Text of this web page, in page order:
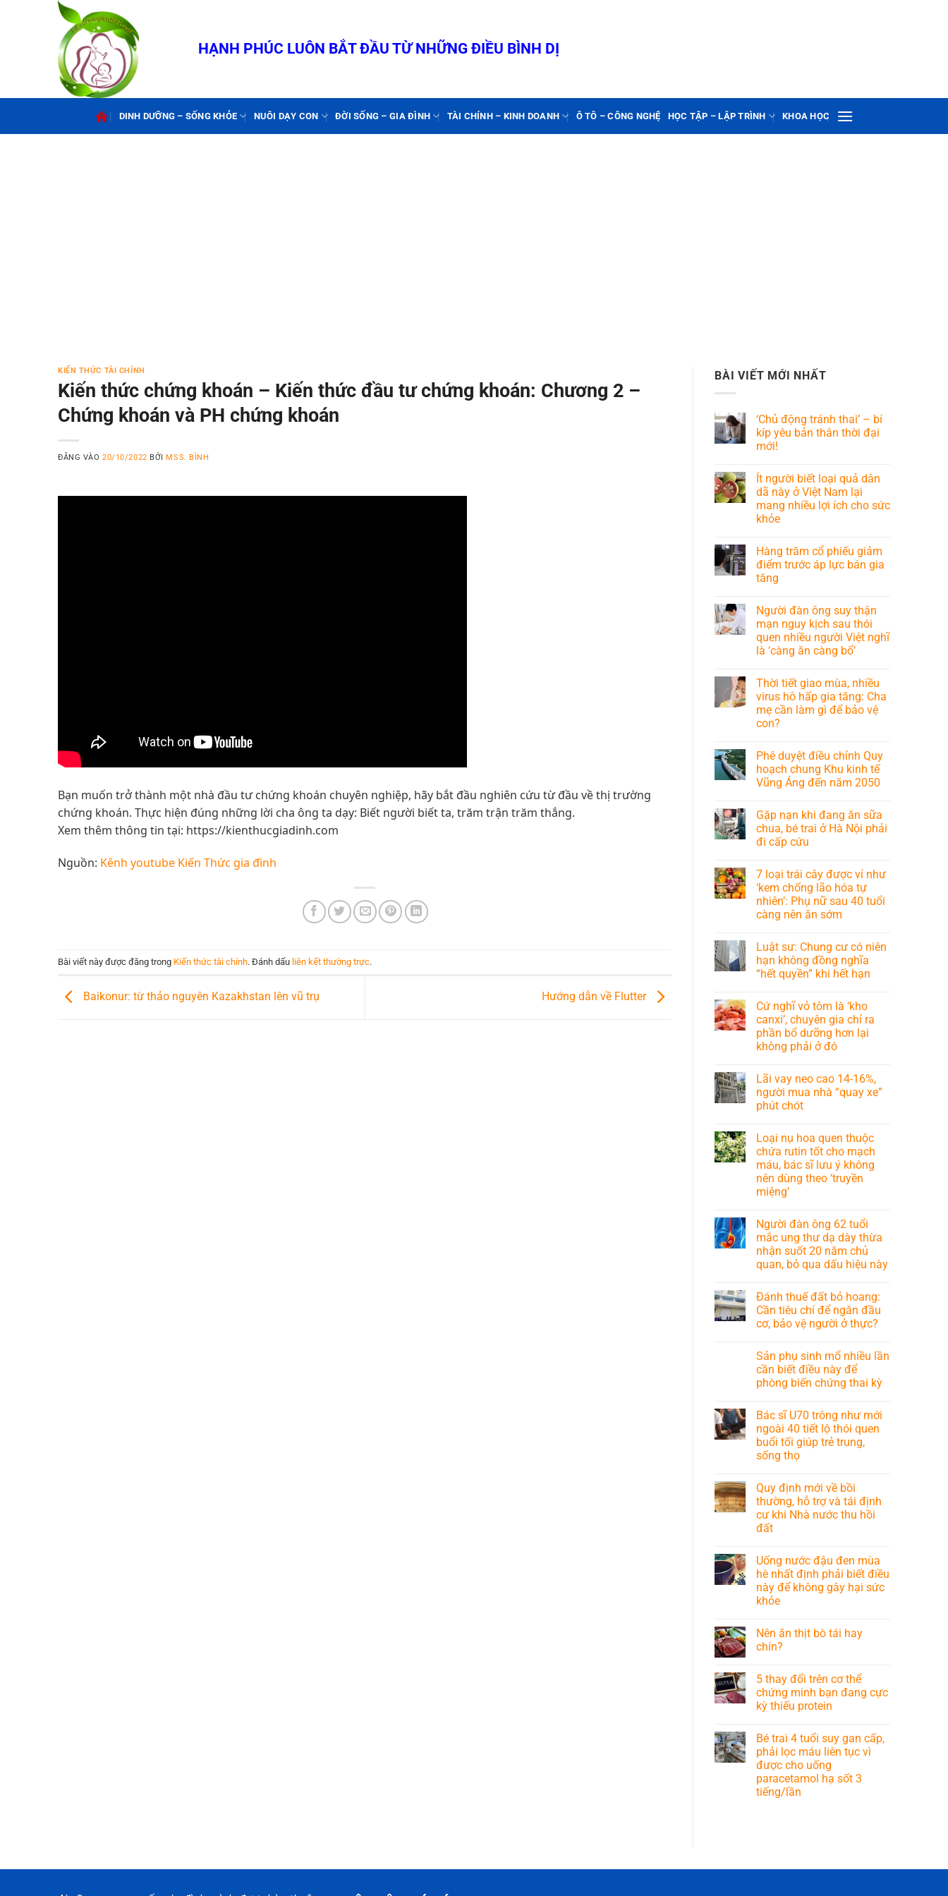
HẠNH PHÚC LUÔN BẮT ĐẦU TỪ NHỮNG ĐIỀU BÌNH DỊ
DINH DƯỠNG – SỐNG KHỎE NUÔI DẠY CON ĐỜI SỐNG – GIA ĐÌNH TÀI CHÍNH – KINH DOANH Ô TÔ – CÔNG NGHỆ HỌC TẬP – LẬP TRÌNH KHOA HỌC
KIẾN THỨC TÀI CHÍNH
Kiến thức chứng khoán – Kiến thức đầu tư chứng khoán: Chương 2 –
Chứng khoán và PH chứng khoán
ĐĂNG VÀO20/10/2022 BỞIMSS. BÌNH
Bạn muốn trở thành một nhà đầu tư chứng khoán chuyên nghiệp, hãy bắt đầu nghiên cứu từ đầu về thị trường
chứng khoán. Thực hiện đúng những lời cha ông ta dạy: Biết người biết ta, trăm trận trăm thắng.
Xem thêm thông tin tại: https://kienthucgiadinh.com
Nguồn: Kênh youtube Kiến Thức gia đình
Bài viết này được đăng trong Kiến thức tài chính. Đánh dấu liên kết thường trực.
Baikonur: từ thảo nguyên Kazakhstan lên vũ trụ Hướng dẫn về Flutter
BÀI VIẾT MỚI NHẤT
‘Chủ động tránh thai’ – bí
kíp yêu bản thân thời đại
mới!
Ít người biết loại quả dân
dã này ở Việt Nam lại
mang nhiều lợi ích cho sức
khỏe
Hàng trăm cổ phiếu giảm
điểm trước áp lực bán gia
tăng
Người đàn ông suy thận
mạn nguy kịch sau thói
quen nhiều người Việt nghĩ
là ‘càng ăn càng bổ’
Thời tiết giao mùa, nhiều
virus hô hấp gia tăng: Cha
mẹ cần làm gì để bảo vệ
con?
Phê duyệt điều chỉnh Quy
hoạch chung Khu kinh tế
Vũng Áng đến năm 2050
Gặp nạn khi đang ăn sữa
chua, bé trai ở Hà Nội phải
đi cấp cứu
7 loại trái cây được ví như
‘kem chống lão hóa tự
nhiên’: Phụ nữ sau 40 tuổi
càng nên ăn sớm
Luật sư: Chung cư có niên
hạn không đồng nghĩa
“hết quyền” khi hết hạn
Cứ nghĩ vỏ tôm là ‘kho
canxi’, chuyên gia chỉ ra
phần bổ dưỡng hơn lại
không phải ở đó
Lãi vay neo cao 14-16%,
người mua nhà “quay xe”
phút chót
Loại nụ hoa quen thuộc
chứa rutin tốt cho mạch
máu, bác sĩ lưu ý không
nên dùng theo ‘truyền
miệng’
Người đàn ông 62 tuổi
mắc ung thư dạ dày thừa
nhận suốt 20 năm chủ
quan, bỏ qua dấu hiệu này
Đánh thuế đất bỏ hoang:
Cần tiêu chí để ngăn đầu
cơ, bảo vệ người ở thực?
Sản phụ sinh mổ nhiều lần
cần biết điều này để
phòng biến chứng thai kỳ
Bác sĩ U70 trông như mới
ngoài 40 tiết lộ thói quen
buổi tối giúp trẻ trung,
sống thọ
Quy định mới về bồi
thường, hỗ trợ và tái định
cư khi Nhà nước thu hồi
đất
Uống nước đậu đen mùa
hè nhất định phải biết điều
này để không gây hại sức
khỏe
Nên ăn thịt bò tái hay
chín?
5 thay đổi trên cơ thể
chứng minh bạn đang cực
kỳ thiếu protein
Bé trai 4 tuổi suy gan cấp,
phải lọc máu liên tục vì
được cho uống
paracetamol hạ sốt 3
tiếng/lần